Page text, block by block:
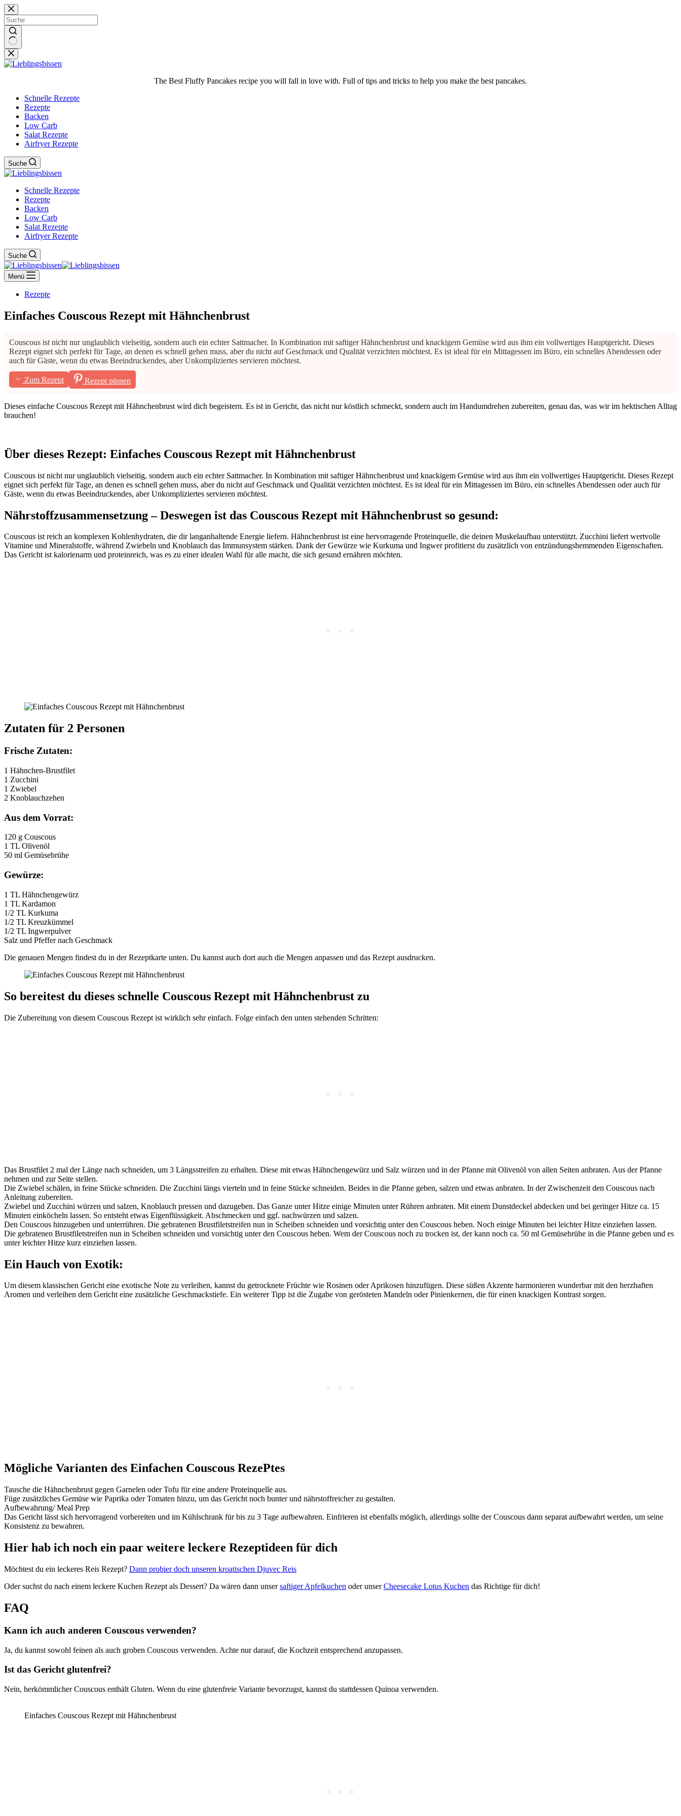
Zum
Inhalt
springen
Keine
Ergebnisse
The Best Fluffy Pancakes recipe you will fall in love with. Full of tips and tricks to help you make the best pancakes.
Schnelle Rezepte
Rezepte
Backen
Low Carb
Salat Rezepte
Airfryer Rezepte
Suche
Schnelle Rezepte
Rezepte
Backen
Low Carb
Salat Rezepte
Airfryer Rezepte
Suche
Menü
Rezepte
Einfaches Couscous Rezept mit Hähnchenbrust
Couscous ist nicht nur unglaublich vielseitig, sondern auch ein echter Sattmacher. In Kombination mit saftiger Hähnchenbrust und knackigem Gemüse wird aus ihm ein vollwertiges Hauptgericht. Dieses
Rezept eignet sich perfekt für Tage, an denen es schnell gehen muss, aber du nicht auf Geschmack und Qualität verzichten möchtest. Es ist ideal für ein Mittagessen im Büro, ein schnelles Abendessen oder
auch für Gäste, wenn du etwas Beeindruckendes, aber Unkompliziertes servieren möchtest.
Zum Rezept Rezept pinnen
Dieses einfache Couscous Rezept mit Hähnchenbrust wird dich begeistern. Es ist in Gericht, das nicht nur köstlich schmeckt, sondern auch im Handumdrehen zubereiten, genau das, was wir im hektischen Alltag
brauchen!
Über dieses Rezept: Einfaches Couscous Rezept mit Hähnchenbrust
Couscous ist nicht nur unglaublich vielseitig, sondern auch ein echter Sattmacher. In Kombination mit saftiger Hähnchenbrust und knackigem Gemüse wird aus ihm ein vollwertiges Hauptgericht. Dieses Rezept
eignet sich perfekt für Tage, an denen es schnell gehen muss, aber du nicht auf Geschmack und Qualität verzichten möchtest. Es ist ideal für ein Mittagessen im Büro, ein schnelles Abendessen oder auch für
Gäste, wenn du etwas Beeindruckendes, aber Unkompliziertes servieren möchtest.
Nährstoffzusammensetzung – Deswegen ist das Couscous Rezept mit Hähnchenbrust so gesund:
Couscous ist reich an komplexen Kohlenhydraten, die dir langanhaltende Energie liefern. Hähnchenbrust ist eine hervorragende Proteinquelle, die deinen Muskelaufbau unterstützt. Zucchini liefert wertvolle
Vitamine und Mineralstoffe, während Zwiebeln und Knoblauch das Immunsystem stärken. Dank der Gewürze wie Kurkuma und Ingwer profitierst du zusätzlich von entzündungshemmenden Eigenschaften.
Das Gericht ist kalorienarm und proteinreich, was es zu einer idealen Wahl für alle macht, die sich gesund ernähren möchten.
Zutaten für 2 Personen
Frische Zutaten:
1 Hähnchen-Brustfilet
1 Zucchini
1 Zwiebel
2 Knoblauchzehen
Aus dem Vorrat:
120 g Couscous
1 TL Olivenöl
50 ml Gemüsebrühe
Gewürze:
1 TL Hähnchengewürz
1 TL Kardamon
1/2 TL Kurkuma
1/2 TL Kreuzkümmel
1/2 TL Ingwerpulver
Salz und Pfeffer nach Geschmack
Die genauen Mengen findest du in der Rezeptkarte unten. Du kannst auch dort auch die Mengen anpassen und das Rezept ausdrucken.
So bereitest du dieses schnelle Couscous Rezept mit Hähnchenbrust zu
Die Zubereitung von diesem Couscous Rezept ist wirklich sehr einfach. Folge einfach den unten stehenden Schritten:
Das Brustfilet 2 mal der Länge nach schneiden, um 3 Längsstreifen zu erhalten. Diese mit etwas Hähnchengewürz und Salz würzen und in der Pfanne mit Olivenöl von allen Seiten anbraten. Aus der Pfanne
nehmen und zur Seite stellen.
Die Zwiebel schälen, in feine Stücke schneiden. Die Zucchini längs vierteln und in feine Stücke schneiden. Beides in die Pfanne geben, salzen und etwas anbraten. In der Zwischenzeit den Couscous nach
Anleitung zubereiten.
Zwiebel und Zucchini würzen und salzen, Knoblauch pressen und dazugeben. Das Ganze unter Hitze einige Minuten unter Rühren anbraten. Mit einem Dunstdeckel abdecken und bei geringer Hitze ca. 15
Minuten einköcheln lassen. So entsteht etwas Eigenflüssigkeit. Abschmecken und ggf. nachwürzen und salzen.
Den Couscous hinzugeben und unterrühren. Die gebratenen Brustfiletstreifen nun in Scheiben schneiden und vorsichtig unter den Couscous heben. Noch einige Minuten bei leichter Hitze einziehen lassen.
Die gebratenen Brustfiletstreifen nun in Scheiben schneiden und vorsichtig unter den Couscous heben. Wem der Couscous noch zu trocken ist, der kann noch ca. 50 ml Gemüsebrühe in die Pfanne geben und es
unter leichter Hitze kurz einziehen lassen.
Ein Hauch von Exotik:
Um diesem klassischen Gericht eine exotische Note zu verleihen, kannst du getrocknete Früchte wie Rosinen oder Aprikosen hinzufügen. Diese süßen Akzente harmonieren wunderbar mit den herzhaften
Aromen und verleihen dem Gericht eine zusätzliche Geschmackstiefe. Ein weiterer Tipp ist die Zugabe von gerösteten Mandeln oder Pinienkernen, die für einen knackigen Kontrast sorgen.
Mögliche Varianten des Einfachen Couscous RezePtes
Tausche die Hähnchenbrust gegen Garnelen oder Tofu für eine andere Proteinquelle aus.
Füge zusätzliches Gemüse wie Paprika oder Tomaten hinzu, um das Gericht noch bunter und nährstoffreicher zu gestalten.
Aufbewahrung/ Meal Prep
Das Gericht lässt sich hervorragend vorbereiten und im Kühlschrank für bis zu 3 Tage aufbewahren. Einfrieren ist ebenfalls möglich, allerdings sollte der Couscous dann separat aufbewahrt werden, um seine
Konsistenz zu bewahren.
Hier hab ich noch ein paar weitere leckere Rezeptideen für dich
Möchtest du ein leckeres Reis Rezept? Dann probier doch unseren kroatischen Djuvec Reis
Oder suchst du nach einem leckere Kuchen Rezept als Dessert? Da wären dann unsersaftiger Apfelkuchen oder unserCheesecake Lotus Kuchen das Richtige für dich!
FAQ
Kann ich auch anderen Couscous verwenden?
Ja, du kannst sowohl feinen als auch groben Couscous verwenden. Achte nur darauf, die Kochzeit entsprechend anzupassen.
Ist das Gericht glutenfrei?
Nein, herkömmlicher Couscous enthält Gluten. Wenn du eine glutenfreie Variante bevorzugst, kannst du stattdessen Quinoa verwenden.
Einfaches Couscous Rezept mit Hähnchenbrust